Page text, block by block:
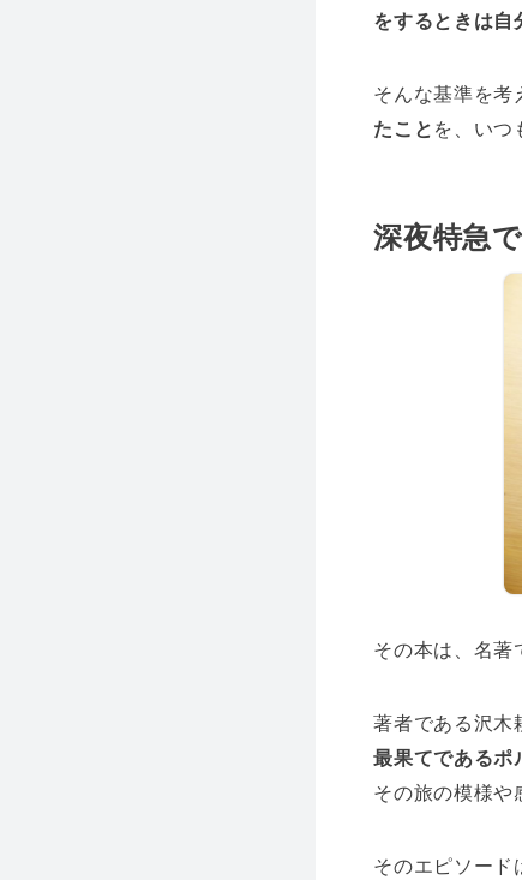
をするときは自
そんな基準を考
たこと を、いつ
深夜特急
その本は、名著
著者である沢木
最果てであるポ
その旅の模様や
そのエピソード